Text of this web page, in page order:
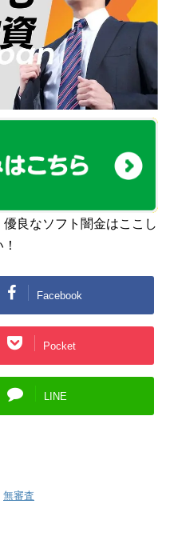
良なソフト闇金はここし
Facebook
Pocket
LINE
無審査